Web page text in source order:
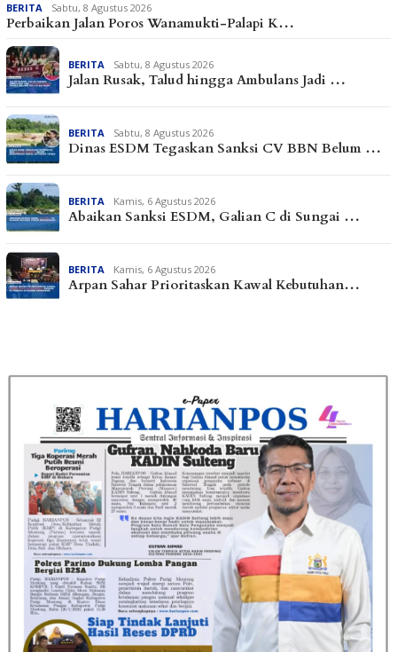
BERITA Sabtu, 8 Agustus 2026
Perbaikan Jalan Poros Wanamukti-Palapi K…
BERITA Sabtu, 8 Agustus 2026
Jalan Rusak, Talud hingga Ambulans Jadi …
BERITA Sabtu, 8 Agustus 2026
Dinas ESDM Tegaskan Sanksi CV BBN Belum …
BERITA Kamis, 6 Agustus 2026
Abaikan Sanksi ESDM, Galian C di Sungai …
BERITA Kamis, 6 Agustus 2026
Arpan Sahar Prioritaskan Kawal Kebutuhan…